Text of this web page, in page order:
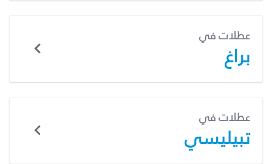
عطلات في
براغ
عطلات في
تبيليسي